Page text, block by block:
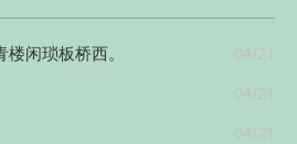
首
04/21
闲琐板桥西。
04/21
04/21